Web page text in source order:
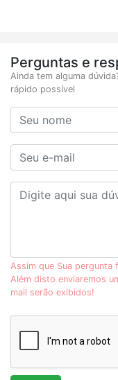
Perguntas e
Ainda tem alguma
rápido possível
Assim que Sua
Além disto enviaremos
mail serão exibidos!